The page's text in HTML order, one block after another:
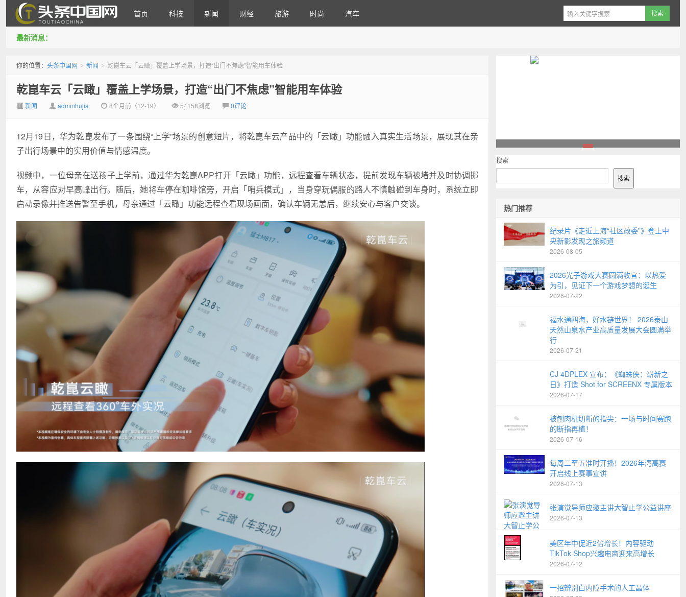
首页 科技 新闻 财经 旅游 时尚 汽车
最新消息：
你的位置： 头条中国网 > 新闻 > 乾崑车云「云瞰」覆盖上学场景，打造“出门不焦虑”智能用车体验
乾崑车云「云瞰」覆盖上学场景，打造“出门不焦虑”智能用车体验
新闻 adminhujia 8个月前（12-19） 54158浏览 0评论
12月19日，华为乾崑发布了一条围绕“上学”场景的创意短片，将乾崑车云产品中的「云瞰」功能融入真实生活场景，展现其在亲
子出行场景中的实用价值与情感温度。
视频中，一位母亲在送孩子上学前，通过华为乾崑APP打开「云瞰」功能，远程查看车辆状态，提前发现车辆被堵并及时协调挪
车，从容应对早高峰出行。随后，她将车停在咖啡馆旁，开启「哨兵模式」，当身穿玩偶服的路人不慎触碰到车身时，系统立即
启动录像并推送告警至手机，母亲通过「云瞰」功能远程查看现场画面，确认车辆无恙后，继续安心与客户交谈。
搜索
搜索
热门推荐
纪录片《走近上海“社区政委”》登上中
央新影发现之旅频道
2026-08-05
2026光子游戏大赛圆满收官：以热爱
为引，见证下一个游戏梦想的诞生
2026-07-22
福水通四海，好水链世界！ 2026泰山
天然山泉水产业高质量发展大会圆满举
行
2026-07-21
CJ 4DPLEX 宣布：《蜘蛛侠：崭新之
日》打造 Shot for SCREENX 专属版本
2026-07-17
被刨肉机切断的指尖：一场与时间赛跑
的断指再植！
2026-07-16
每周二至五准时开播！2026年湾高赛
开启线上赛事宣讲
2026-07-13
张演觉导师应邀主讲大智止学公益讲座
2026-07-13
美区年中促近2倍增长！内容驱动
TikTok Shop兴趣电商迎来高增长
2026-07-12
一招辨别白内障手术的人工晶体